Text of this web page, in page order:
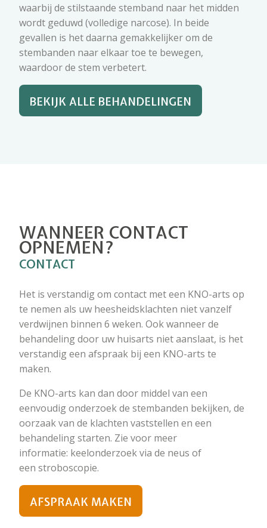
waarbij de stilstaande stemband naar het midden
wordt geduwd (volledige narcose). In beide
gevallen is het daarna gemakkelijker om de
stembanden naar elkaar toe te bewegen,
waardoor de stem verbetert.
BEKIJK ALLE BEHANDELINGEN
WANNEER CONTACT
OPNEMEN?
CONTACT
Het is verstandig om contact met een KNO-arts op
te nemen als uw heesheidsklachten niet vanzelf
verdwijnen binnen 6 weken. Ook wanneer de
behandeling door uw huisarts niet aanslaat, is het
verstandig een afspraak bij een KNO-arts te
maken.
De KNO-arts kan dan door middel van een
eenvoudig onderzoek de stembanden bekijken, de
oorzaak van de klachten vaststellen en een
behandeling starten. Zie voor meer
informatie: keelonderzoek via de neus of
een stroboscopie.
AFSPRAAK MAKEN